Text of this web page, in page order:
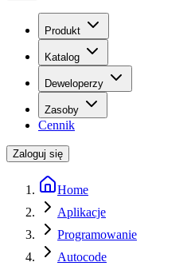
Produkt
Katalog
Deweloperzy
Zasoby
Cennik
Zaloguj się
Home
Aplikacje
Programowanie
Autocode